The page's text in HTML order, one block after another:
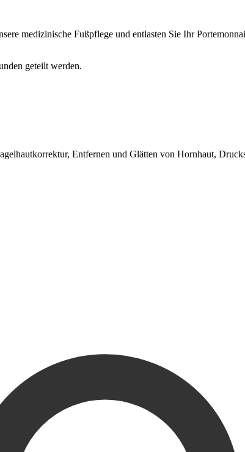
medizinische Fußpflege und entlasten Sie Ihr
geteilt werden.
Entfernen und Glätten von Hornhaut,